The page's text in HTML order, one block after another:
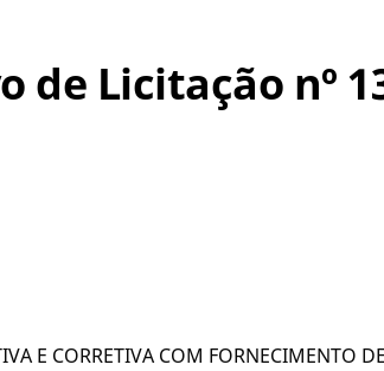
de Licitação nº
E CORRETIVA COM FORNECIMENTO